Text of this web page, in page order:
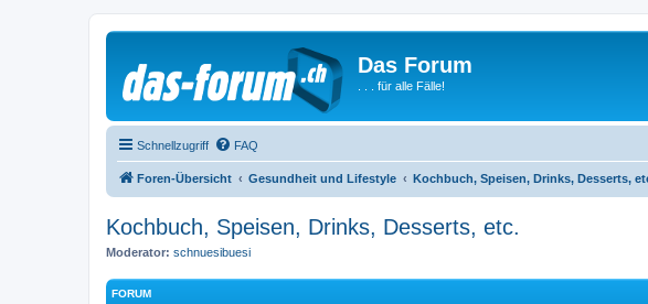
Das Forum
. . . für alle Fälle!
Schnellzugriff FAQ
Foren-Übersicht Gesundheit und Lifestyle Kochbuch, Speisen, Drinks, Desserts,
Kochbuch, Speisen, Drinks, Desserts, etc.
Moderator: schnuesibuesi
FORUM